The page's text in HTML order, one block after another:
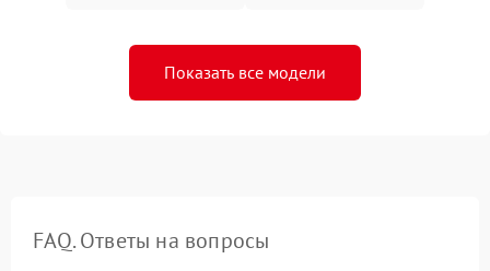
Показать все модели
FAQ. Ответы на вопросы